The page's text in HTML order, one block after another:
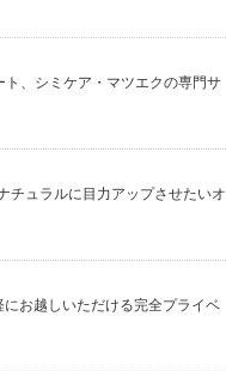
、シミケア・マツエクの専門サ
チュラルに目力アップさせたいオ
お越しいただける完全プライベ